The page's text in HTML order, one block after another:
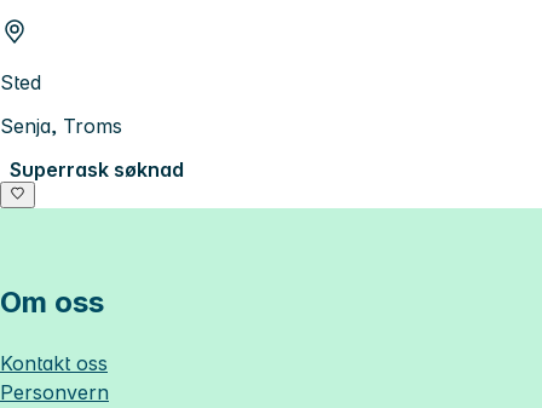
Sted
Senja, Troms
Superrask søknad
Om oss
Kontakt oss
Personvern